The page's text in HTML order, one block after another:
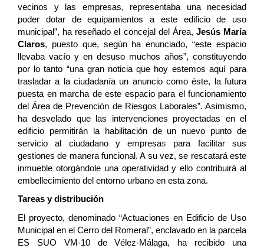
vecinos y las empresas, representaba una necesidad
poder dotar de equipamientos a este edificio de uso
municipal”, ha reseñado el concejal del Área, Jesús María
Claros, puesto que, según ha enunciado, “este espacio
llevaba vacío y en desuso muchos años”, constituyendo
por lo tanto “una gran noticia que hoy estemos aquí para
trasladar a la ciudadanía un anuncio como éste, la futura
puesta en marcha de este espacio para el funcionamiento
del Área de Prevención de Riesgos Laborales”. Asimismo,
ha desvelado que las intervenciones proyectadas en el
edificio permitirán la habilitación de un nuevo punto de
servicio al ciudadano y empresas para facilitar sus
gestiones de manera funcional. A su vez, se rescatará este
inmueble otorgándole una operatividad y ello contribuirá al
embellecimiento del entorno urbano en esta zona.
Tareas y distribución
El proyecto, denominado “Actuaciones en Edificio de Uso
Municipal en el Cerro del Romeral”, enclavado en la parcela
ES SUO VM-10 de Vélez-Málaga, ha recibido una